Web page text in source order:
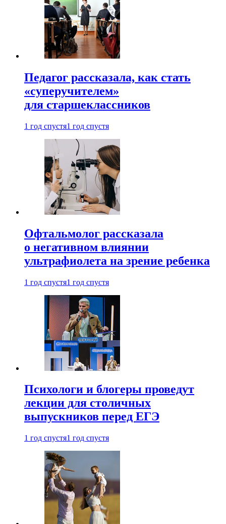
Педагог рассказала, как стать
«суперучителем»
для старшеклассников
1 год спустя1 год спустя
Офтальмолог рассказала
о негативном влиянии
ультрафиолета на зрение ребенка
1 год спустя1 год спустя
Психологи и блогеры проведут
лекции для столичных
выпускников перед ЕГЭ
1 год спустя1 год спустя